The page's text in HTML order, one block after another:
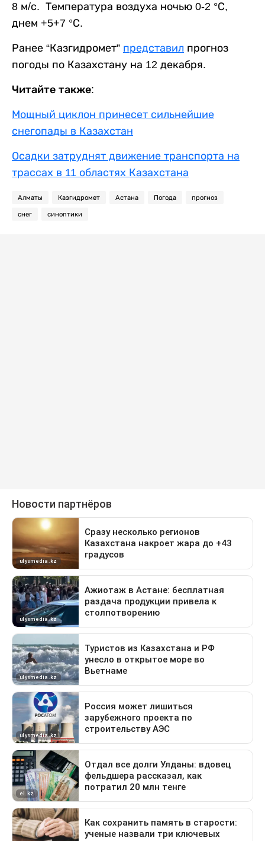
8 м/с. Температура воздуха ночью 0-2 °С,
днем +5+7 °С.
Ранее “Казгидромет” представил прогноз
погоды по Казахстану на 12 декабря.
Читайте также:
Мощный циклон принесет сильнейшие
снегопады в Казахстан
Осадки затруднят движение транспорта на
трассах в 11 областях Казахстана
Алматы Казгидромет Астана Погода прогноз
снег синоптики